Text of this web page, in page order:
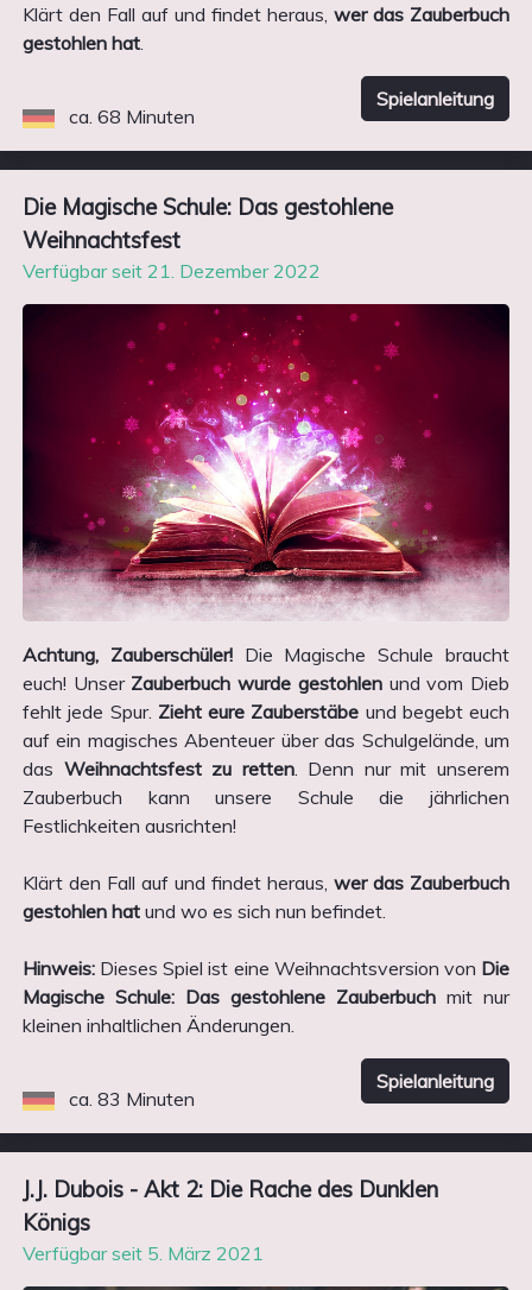
Klärt den Fall auf und findet heraus, wer das Zauberbuch
gestohlen hat
ca. 68 Minuten
Spielanleitung
Die Magische Schule: Das gestohlene
Weihnachtsfest
Verfügbar seit 21. Dezember 2022
Achtung, Zauberschüler!Die Magische Schule braucht
euch! Unser Zauberbuch wurde gestohlenund vom Dieb
fehlt jede Spur. Zieht eure Zauberstäbe und begebt euch
auf ein magisches Abenteuer über das Schulgelände, um
das Weihnachtsfest zu retten. Denn nur mit unserem
Zauberbuch kann unsere Schule die jährlichen
Festlichkeiten ausrichten!
Klärt den Fall auf und findet heraus, wer das Zauberbuch
gestohlen hat und wo es sich nun befindet.
Hinweis: Dieses Spiel ist eine Weihnachtsversion von Die
Magische Schule: Das gestohlene Zauberbuch mit nur
kleinen inhaltlichen Änderungen.
ca. 83 Minuten
Spielanleitung
J.J. Dubois - Akt 2: Die Rache des Dunklen
Königs
Verfügbar seit 5. März 2021